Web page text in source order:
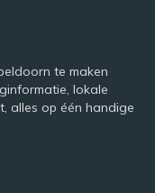
te maken
lokale
alles op één handige